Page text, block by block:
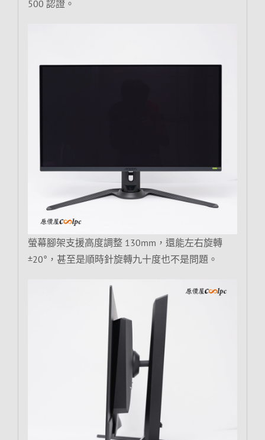
500 認證。
螢幕腳架支援高度調整 130mm，還能左右旋轉
±20°，甚至是順時針旋轉九十度也不是問題。